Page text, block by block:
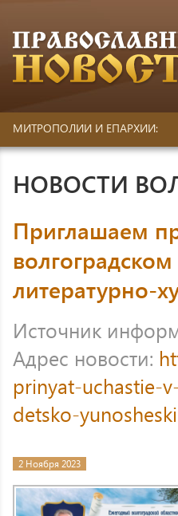
МИТРОПОЛИИ И ЕПАРХИИ:
НОВОСТИ
Приглашаем
литературно-
Источник
Адрес новости:
prinyat-uchastie-
detsko-
2 Ноября 2023